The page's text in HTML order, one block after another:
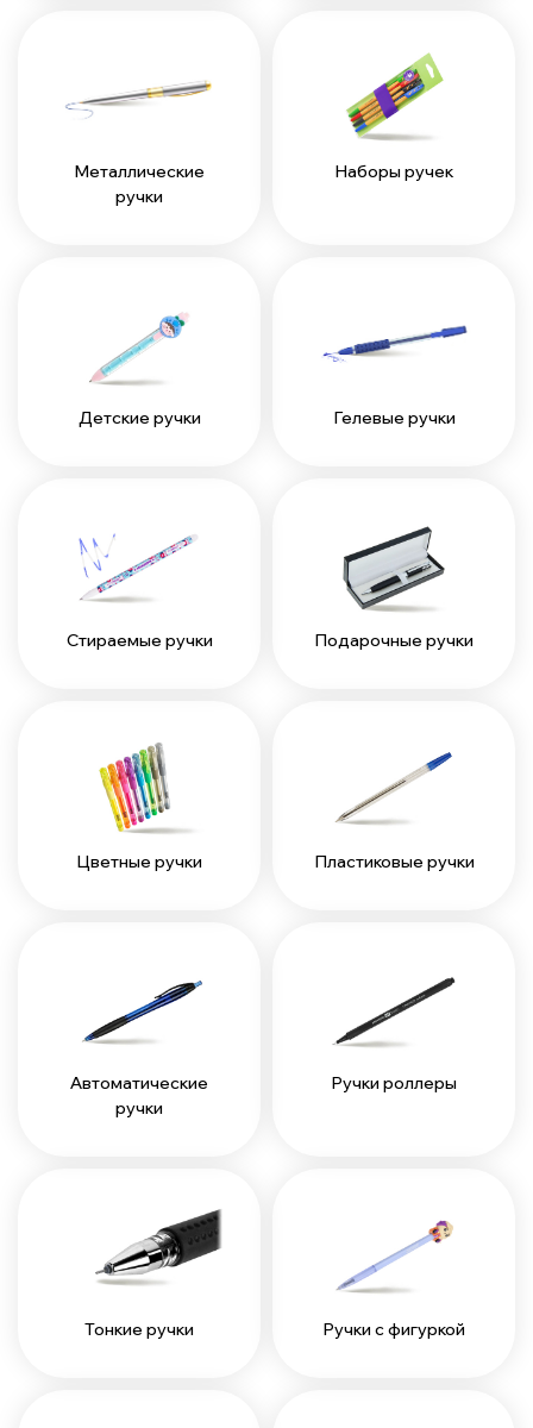
Металлические
ручки
Наборы ручек
Детские ручки Гелевые ручки
Стираемые ручки Подарочные ручки
Цветные ручки Пластиковые ручки
Автоматические
ручки
Ручки роллеры
Тонкие ручки Ручки с фигуркой